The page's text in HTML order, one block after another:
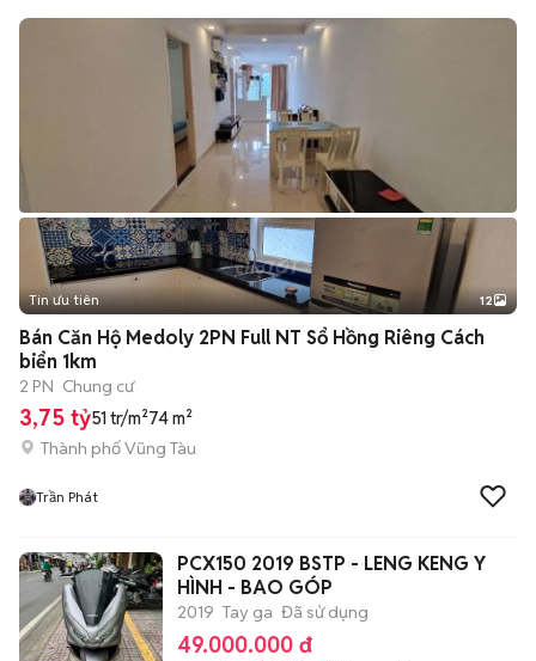
+2
Tin ưu tiên 12
Bán Căn Hộ Medoly 2PN Full NT Sổ Hồng Riêng Cách
biển 1km
2 PN Chung cư
3,75 tỷ51 tr/m²74 m²
Thành phố Vũng Tàu
Trần Phát
PCX150 2019 BSTP - LENG KENG Y
HÌNH - BAO GÓP
2019 Tay ga Đã sử dụng
49.000.000 đ